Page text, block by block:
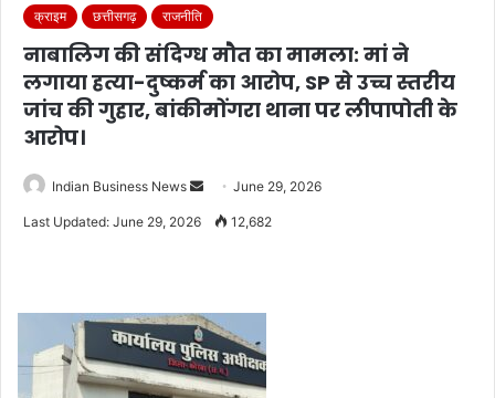
क्राइम छत्तीसगढ़ राजनीति
नाबालिग की संदिग्ध मौत का मामला: मां ने
लगाया हत्या-दुष्कर्म का आरोप, SP से उच्च स्तरीय
जांच की गुहार, बांकीमोंगरा थाना पर लीपापोती के
आरोप।
Indian Business News
Send June 29, 2026
Last Updated: June 29, 2026 12,682